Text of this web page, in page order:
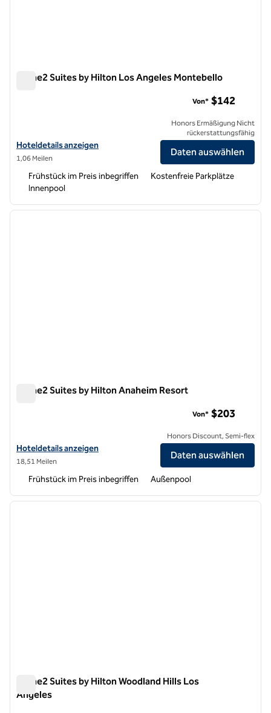
Home2 Suites by Hilton Los Angeles Montebello
Hoteldetails für Home2 Suites by Hilton Los Angeles Montebello
Hoteldetails anzeigen
1,06 Meilen
Von* $142
Honors Ermäßigung Nicht
rückerstattungsfähig
Daten auswählen
Frühstück im Preis inbegriffen
Kostenfreie Parkplätze
Innenpool
1 von 12
Home2 Suites by Hilton Anaheim Resort
Hoteldetails für Home2 Suites by Hilton Anaheim Resort anzeigen
Hoteldetails anzeigen
18,51 Meilen
Von* $203
Honors Discount, Semi-flex
Daten auswählen
Frühstück im Preis inbegriffen Außenpool
1 von 12
Home2 Suites by Hilton Woodland Hills Los
Angeles